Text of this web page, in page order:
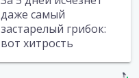
даже самый
застарелый грибок:
вот хитрость